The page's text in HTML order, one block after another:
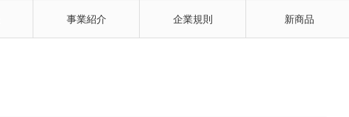
事業紹介 企業規則 新商品